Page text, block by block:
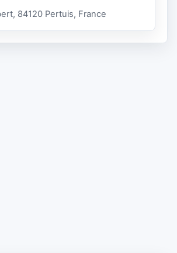
84120 Pertuis, France